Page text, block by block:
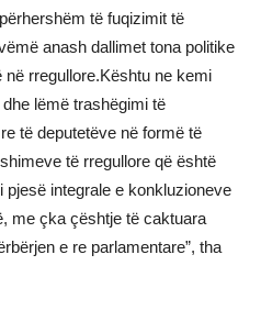
të fuqizimit të
anash dallimet tona politike
në rregullore.Kështu ne kemi
lëmë trashëgimi të
të deputetëve në formë të
të rregullore që është
integrale e konkluzioneve
me çka çështje të caktuara
e re parlamentare”, tha